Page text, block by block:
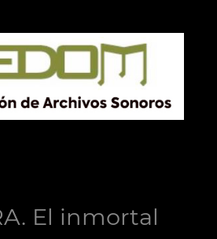
El inmortal